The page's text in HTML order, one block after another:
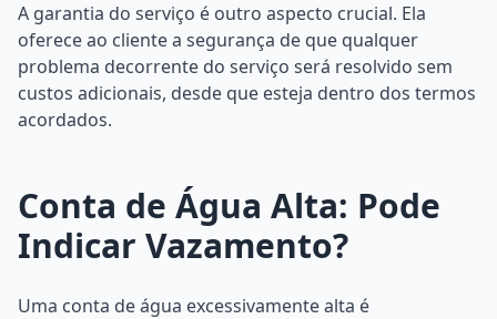
A garantia do serviço é outro aspecto crucial. Ela
oferece ao cliente a segurança de que qualquer
problema decorrente do serviço será resolvido sem
custos adicionais, desde que esteja dentro dos termos
acordados.
Conta de Água Alta: Pode
Indicar Vazamento?
Uma conta de água excessivamente alta é